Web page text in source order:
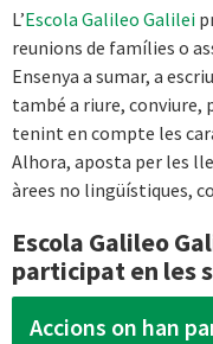
L’Escola Galileo Galilei
reunions de famílies o
Ensenya a sumar, a
també a riure, conviure,
tenint en compte les
Alhora, aposta per les
àrees no lingüístiques,
Escola Galileo
participat en les
Accions on han